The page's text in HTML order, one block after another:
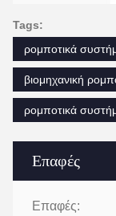
Επαφές
Επαφές:
Tags:
ρομποτικά
βιομηχανική
ρομποτικά